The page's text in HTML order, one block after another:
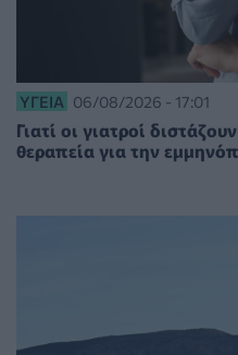
ΥΓΕΊΑ 06/08/2026 - 17:01
Γιατί οι γιατροί
θεραπεία για την